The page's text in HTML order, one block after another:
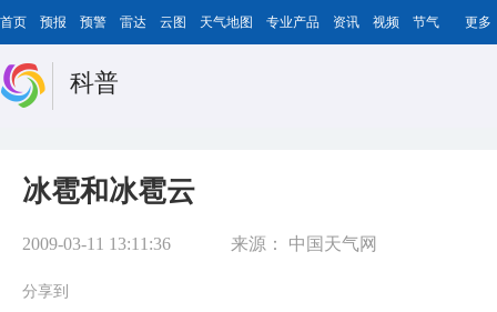
首页 预报 预警 雷达 云图 天气地图 专业产品 资讯 视频 节气 更多
科普
冰雹和冰雹云
2009-03-11 13:11:36 来源： 中国天气网
分享到